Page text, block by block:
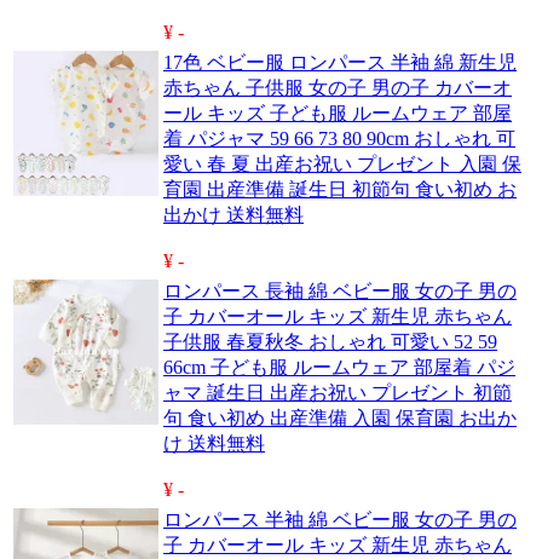
¥ -
17色 ベビー服 ロンパース 半袖 綿 新生児
赤ちゃん 子供服 女の子 男の子 カバーオ
ール キッズ 子ども服 ルームウェア 部屋
着 パジャマ 59 66 73 80 90cm おしゃれ 可
愛い 春 夏 出産お祝い プレゼント 入園 保
育園 出産準備 誕生日 初節句 食い初め お
出かけ 送料無料
¥ -
ロンパース 長袖 綿 ベビー服 女の子 男の
子 カバーオール キッズ 新生児 赤ちゃん
子供服 春夏秋冬 おしゃれ 可愛い 52 59
66cm 子ども服 ルームウェア 部屋着 パジ
ャマ 誕生日 出産お祝い プレゼント 初節
句 食い初め 出産準備 入園 保育園 お出か
け 送料無料
¥ -
ロンパース 半袖 綿 ベビー服 女の子 男の
子 カバーオール キッズ 新生児 赤ちゃん